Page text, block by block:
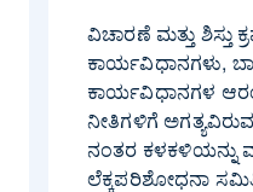
ವಿಚಾರಣೆ ಮತ್ತು
ಕಾರ್ಯವಿಧಾನಗಳು,
ಕಾರ್ಯವಿಧಾನಗಳ
ನೀತಿಗಳಿಗೆ
ನಂತರ ಕಳಕಳಿಯನ್ನು
ಲೆಕ್ಕಪರಿಶೋಧನಾ